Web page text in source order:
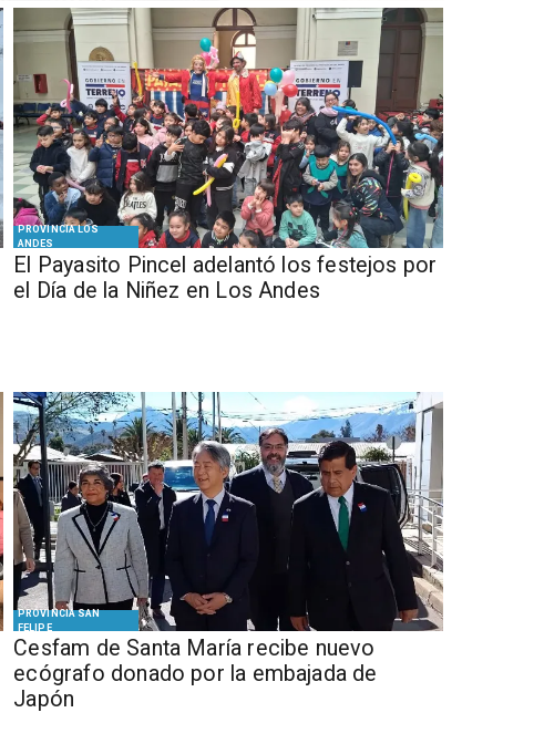
PROVINCIA LOS
ANDES
El Payasito Pincel adelantó los festejos por
el Día de la Niñez en Los Andes
PROVINCIA SAN
FELIPE
Cesfam de Santa María recibe nuevo
ecógrafo donado por la embajada de
Japón